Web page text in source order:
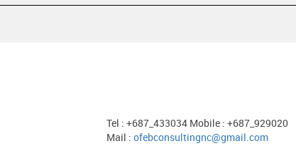
Tel : +687_433034 Mobile : +687_929020
Mail : ofebconsultingnc@gmail.com